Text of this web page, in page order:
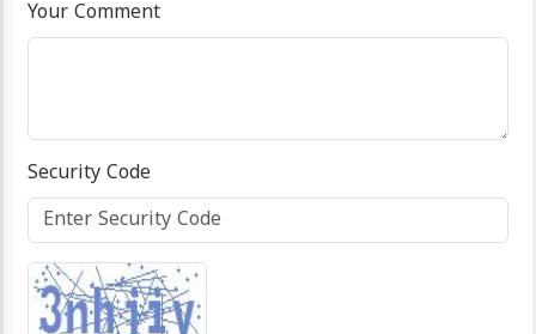
Your Comment
Security Code